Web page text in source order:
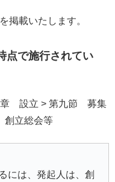
掲載いたします。
点で施行されてい
設立 > 第九節 募集
立総会等
には、発起人は、創